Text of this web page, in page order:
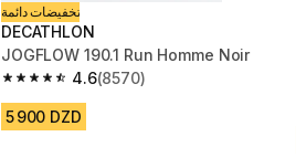
تخفيضات دائمة
DECATHLON
JOGFLOW 190.1 Run Homme Noir
4.6
4.6 out of 5 stars from 8570 reviews
(8570)
5 900 DZD